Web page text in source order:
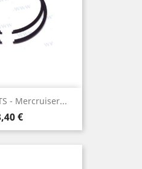
- Mercruiser...
€